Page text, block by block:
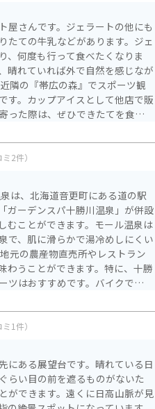
屋さんです。ジェラートの他にも
たての牛乳などがあります。ジェ
、何度も行って食べたくなりま
晴れていれば外で自然を感じなが
す。カップアイスとして他店で販
た際は、ぜひできたてを食べて
ミ2件）
は、北海道音更町にある道の駅
ガーデンスパ十勝川温泉」が併設
むことができます。モール温泉は
で、肌に滑らかで湯冷めしにくい
わうことができます。特に、十勝
はおすすめです。バイクで訪れ
景を楽しむことができます。ま
、然別湖やナイタイ高原牧場な
在しています。
ミ1件）
にある展望台です。晴れている日
らい目の前を遮るものがないた
ができます。遠くに日高山脈が見